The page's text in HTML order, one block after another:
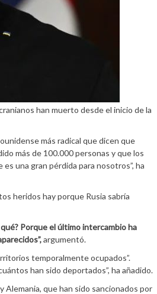
han muerto desde el inicio de la
más radical que dicen que
más de 100.000 personas y que los
una gran pérdida para nosotros”, ha
heridos hay porque Rusia sabría
Porque el último intercambio ha
argumentó.
temporalmente ocupados”.
han sido deportados”, ha añadido.
Alemania, que han sido sancionados por